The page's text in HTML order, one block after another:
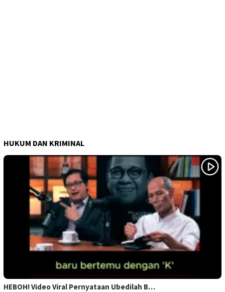
HUKUM DAN KRIMINAL
HEBOH! Video Viral Pernyataan Ubedilah B…